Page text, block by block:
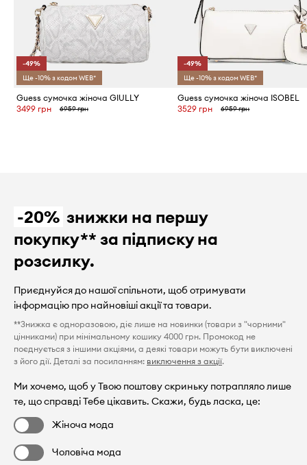
-49%
Ще -10% з кодом WEB*
Guess сумочка жіноча GIULLY
3499 грн
6959 грн
-49%
Ще -10% з кодом WEB*
Guess сумочка жіноча ISOBEL
3529 грн
6959 грн
-20% знижки на першу
покупку** за підписку на
розсилку.
Приєднуйся до нашої спільноти, щоб отримувати
інформацію про найновіші акції та товари.
**Знижка є одноразовою, діє лише на новинки (товари з "чорними"
цінниками) при мінімальному кошику 4000 грн. Промокод не
поєднується з іншими акціями, а деякі товари можуть бути виключені
з його дії. Деталі за посиланням: виключення з акції.
Ми хочемо, щоб у Твою поштову скриньку потрапляло лише
те, що справді Тебе цікавить. Скажи, будь ласка, це:
Жіноча мода
Чоловіча мода